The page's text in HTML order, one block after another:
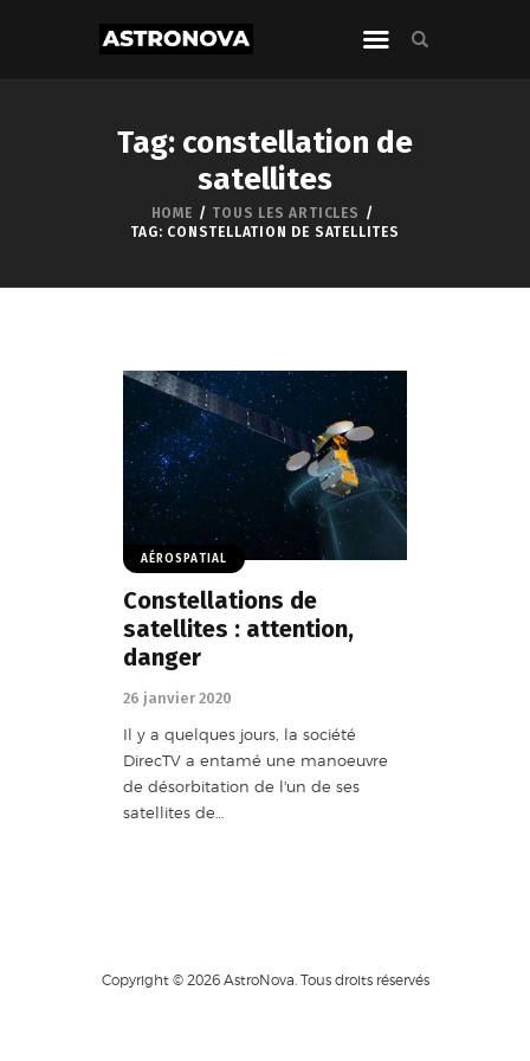
Tag: constellation de
satellites
HOME
TOUS LES ARTICLES
TAG: CONSTELLATION DE SATELLITES
AÉROSPATIAL
Constellations de
satellites : attention,
danger
26 janvier 2020
Il y a quelques jours, la société
DirecTV a entamé une manoeuvre
de désorbitation de l'un de ses
satellites de…
Copyright © 2026 AstroNova. Tous droits réservés